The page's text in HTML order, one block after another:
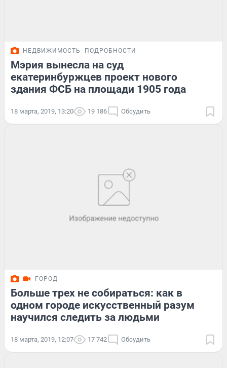
НЕДВИЖИМОСТЬ ПОДРОБНОСТИ
Мэрия вынесла на суд
екатеринбуржцев проект нового
здания ФСБ на площади 1905 года
18 марта, 2019, 13:20 19 186 Обсудить
ГОРОД
Больше трех не собираться: как в
одном городе искусственный разум
научился следить за людьми
18 марта, 2019, 12:07 17 742 Обсудить